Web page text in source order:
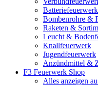
Batteriefeuerwerk
Bombenrohre &
Raketen &
Leucht &
Knallfeuerwerk
Jugendfeuerwerk
Anzündmittel &
F3 Feuerwerk Shop
Alles anzeigen